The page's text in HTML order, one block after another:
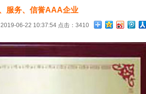
服务、信誉AAA企业
06-22 10:37:54 点击：3410